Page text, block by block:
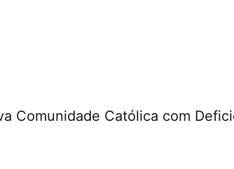
Comunidade Católica com